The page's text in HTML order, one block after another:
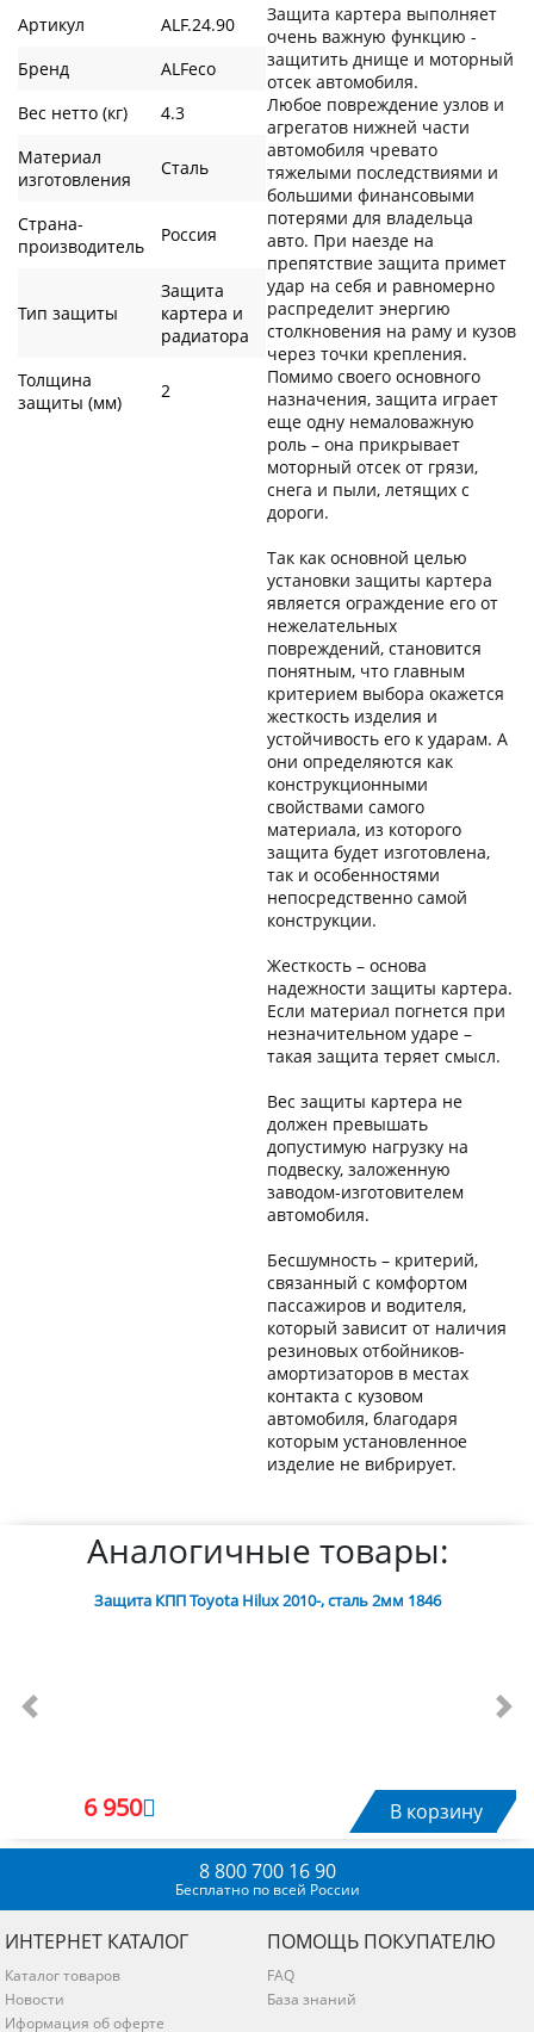
Артикул
ALF.24.90
Бренд
ALFeco
Вес нетто (кг)
4.3
Материал
изготовления
Сталь
Страна-
производитель
Россия
Тип защиты
Защита
картера и
радиатора
Толщина
защиты (мм)
2
Защита картера выполняет
очень важную функцию -
защитить днище и моторный
отсек автомобиля.
Любое повреждение узлов и
агрегатов нижней части
автомобиля чревато
тяжелыми последствиями и
большими финансовыми
потерями для владельца
авто. При наезде на
препятствие защита примет
удар на себя и равномерно
распределит энергию
столкновения на раму и кузов
через точки крепления.
Помимо своего основного
назначения, защита играет
еще одну немаловажную
роль – она прикрывает
моторный отсек от грязи,
снега и пыли, летящих с
дороги.
Так как основной целью
установки защиты картера
является ограждение его от
нежелательных
повреждений, становится
понятным, что главным
критерием выбора окажется
жесткость изделия и
устойчивость его к ударам. А
они определяются как
конструкционными
свойствами самого
материала, из которого
защита будет изготовлена,
так и особенностями
непосредственно самой
конструкции.
Жесткость – основа
надежности защиты картера.
Если материал погнется при
незначительном ударе –
такая защита теряет смысл.
Вес защиты картера не
должен превышать
допустимую нагрузку на
подвеску, заложенную
заводом-изготовителем
автомобиля.
Бесшумность – критерий,
связанный с комфортом
пассажиров и водителя,
который зависит от наличия
резиновых отбойников-
амортизаторов в местах
контакта с кузовом
автомобиля, благодаря
которым установленное
изделие не вибрирует.
Аналогичные товары:
Защита КПП Toyota Hilux 2010-, сталь 2мм 1846
6 950 В корзину
Previous
8 800 700 16 90
Бесплатно по всей России
ИНТЕРНЕТ КАТАЛОГ
Каталог товаров
Новости
Иформация об оферте
ПОМОЩЬ ПОКУПАТЕЛЮ
FAQ
База знаний